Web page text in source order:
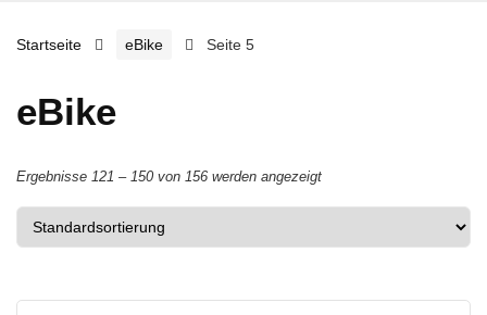
Startseite eBike Seite 5
eBike
Ergebnisse 121 – 150 von 156 werden angezeigt